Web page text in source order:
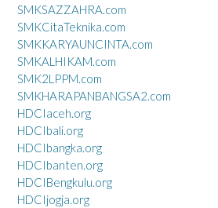
SMKSAZZAHRA.com
SMKCitaTeknika.com
SMKKARYAUNCINTA.com
SMKALHIKAM.com
SMK2LPPM.com
SMKHARAPANBANGSA2.com
HDCIaceh.org
HDCIbali.org
HDCIbangka.org
HDCIbanten.org
HDCIBengkulu.org
HDCIjogja.org